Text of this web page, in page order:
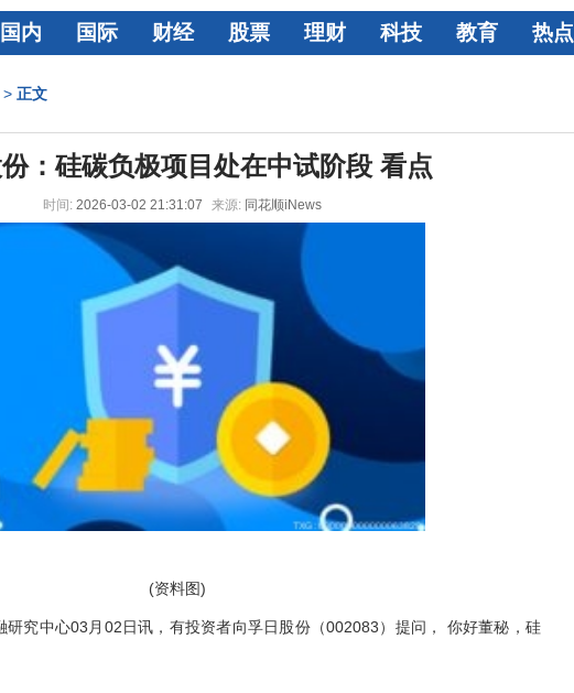
国内 国际 财经 股票 理财 科技 教育 热点
正文
：硅碳负极项目处在中试阶段 看点
时间: 2026-03-02 21:31:07 来源: 同花顺iNews
(资料图)
研究中心03月02日讯，有投资者向孚日股份（002083）提问， 你好董秘，硅